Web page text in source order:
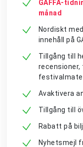
GAFFA-
månad
Nordiskt
innehåll på
Tillgång till
Avaktivera
Tillgång till
Rabatt på
Nyhetsmejl